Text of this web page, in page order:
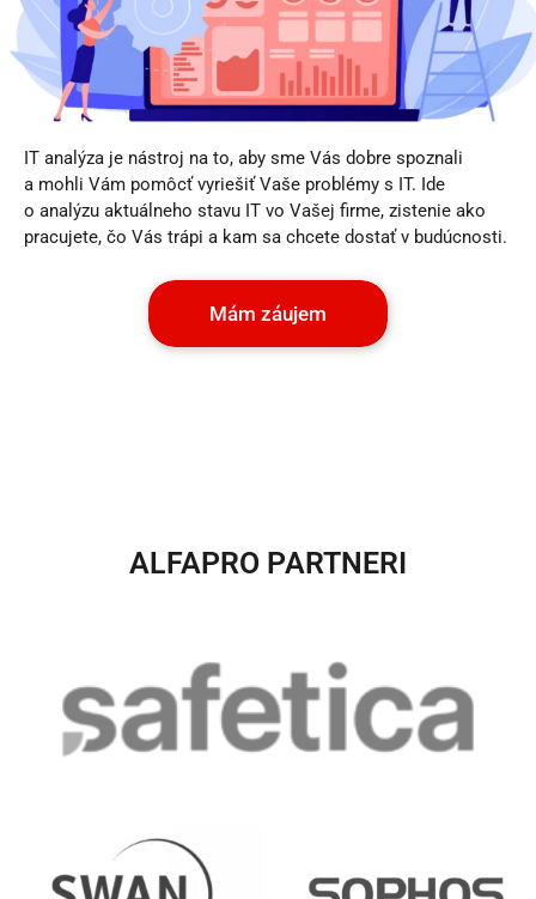
IT analýza je nástroj na to, aby sme Vás dobre spoznali
a mohli Vám pomôcť vyriešiť Vaše problémy s IT. Ide
o analýzu aktuálneho stavu IT vo Vašej firme, zistenie ako
pracujete, čo Vás trápi a kam sa chcete dostať v budúcnosti.
Mám záujem
ALFAPRO PARTNERI​